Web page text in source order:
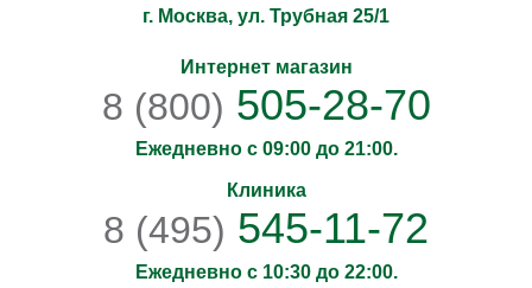
г. Москва, ул. Трубная 25/1
Интернет магазин
8 (800) 505-28-70
Ежедневно с 09:00 до 21:00.
Клиника
8 (495) 545-11-72
Ежедневно с 10:30 до 22:00.